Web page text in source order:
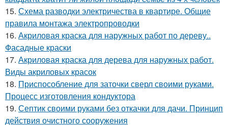
15. Схема разводки электричества в квартире. Общие
правила монтажа электропроводки
16. Акриловая краска для наружных работ по дереву..
Фасадные краски
17. Акриловая краска для дерева для наружных работ.
Виды акриловых красок
18. Приспособление для заточки сверл своими руками.
Процесс изготовления кондуктора
19. Септик своими руками без откачки для дачи. Принцип
действия очистного сооружения